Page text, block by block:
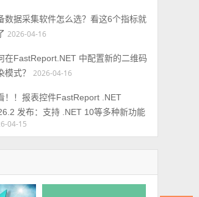
数据采集软件怎么选？看这6个指标就
2026-04-16
在FastReport.NET 中配置新的二维码
模式？
2026-04-16
！！报表控件FastReport .NET
发布：支持 .NET 10等多种新功能
04-15